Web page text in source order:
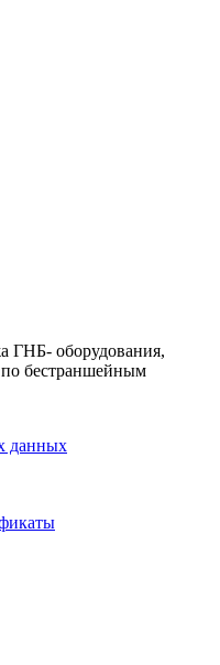
ГНБ- оборудования,
по бестраншейным
данных